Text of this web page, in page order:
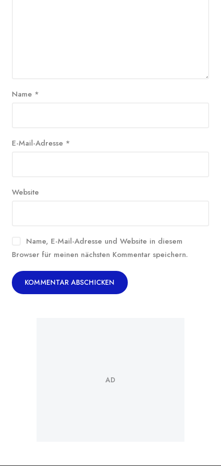
Name *
E-Mail-Adresse *
Website
Name, E-Mail-Adresse und Website in diesem
Browser für meinen nächsten Kommentar speichern.